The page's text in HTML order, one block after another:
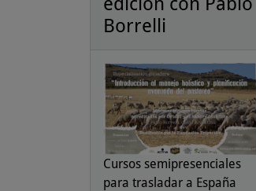
Borrelli
Cursos semipresenciales
para trasladar a España